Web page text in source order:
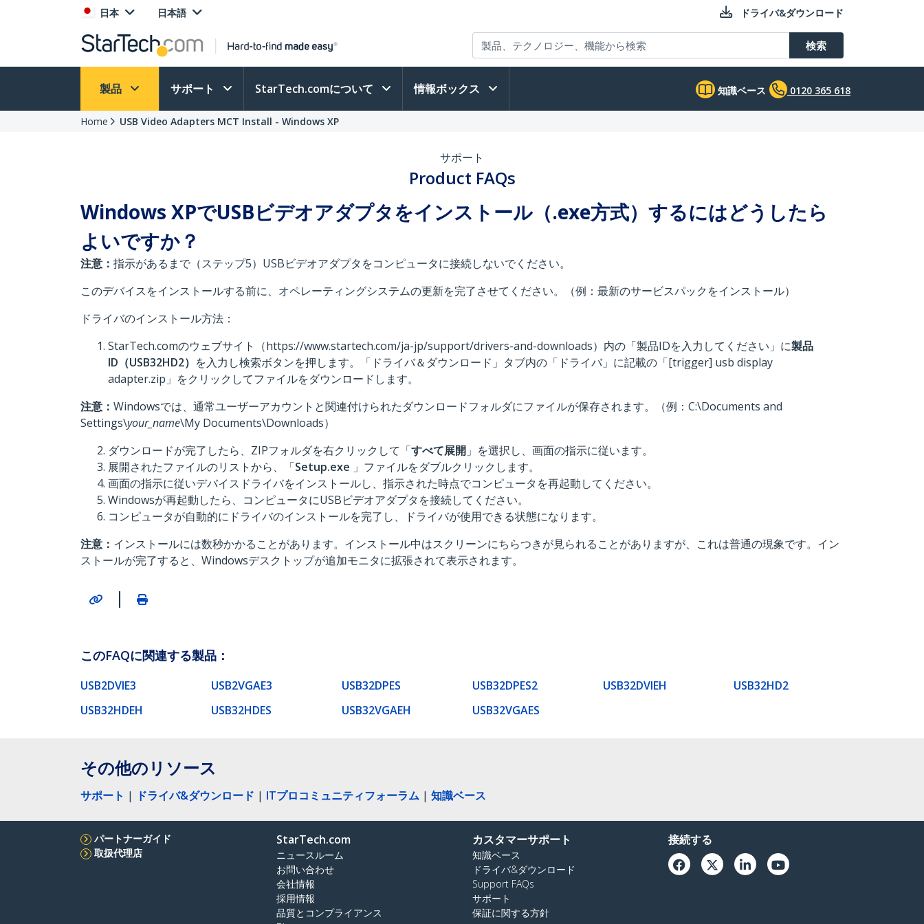
日本 日本語 ドライバ&ダウンロード
検索
製品 サポート StarTech.comについて 情報ボックス 知識ベース 0120 365 618
Home USB Video Adapters MCT Install - Windows XP
サポート
Product FAQs
Windows XPでUSBビデオアダプタをインストール（.exe方式）するにはどうしたら
よいですか？
注意： 指示があるまで（ステップ5）USBビデオアダプタをコンピュータに接続しないでください。
このデバイスをインストールする前に、オペレーティングシステムの更新を完了させてください。（例：最新のサービスパックをインストール）
ドライバのインストール方法：
StarTech.comのウェブサイト（https://www.startech.com/ja-jp/support/drivers-and-downloads）内の「製品IDを入力してください」に製品
ID（USB32HD2） を入力し検索ボタンを押します。「ドライバ＆ダウンロード」タブ内の「ドライバ」に記載の「[trigger] usb display
adapter.zip」をクリックしてファイルをダウンロードします。
注意： Windowsでは、通常ユーザーアカウントと関連付けられたダウンロードフォルダにファイルが保存されます。（例：C:\Documents and
Settings\your_name\My Documents\Downloads）
ダウンロードが完了したら、ZIPフォルダを右クリックして「すべて展開 」を選択し、画面の指示に従います。
展開されたファイルのリストから、「Setup.exe 」ファイルをダブルクリックします。
画面の指示に従いデバイスドライバをインストールし、指示された時点でコンピュータを再起動してください。
Windowsが再起動したら、コンピュータにUSBビデオアダプタを接続してください。
コンピュータが自動的にドライバのインストールを完了し、ドライバが使用できる状態になります。
注意： インストールには数秒かかることがあります。インストール中はスクリーンにちらつきが見られることがありますが、これは普通の現象です。イン
ストールが完了すると、Windowsデスクトップが追加モニタに拡張されて表示されます。
|
このFAQに関連する製品：
USB2DVIE3 USB2VGAE3 USB32DPES USB32DPES2 USB32DVIEH
USB32HD2
USB32HDEH
USB32HDES USB32VGAEH USB32VGAES
その他のリソース
サポート | ドライバ&ダウンロード | ITプロコミュニティフォーラム | 知識ベース
パートナーガイド
取扱代理店
StarTech.com
ニュースルーム
お問い合わせ
会社情報
採用情報
品質とコンプライアンス
カスタマーサポート
知識ベース
ドライバ&ダウンロード
Support FAQs
サポート
保証に関する方針
接続する